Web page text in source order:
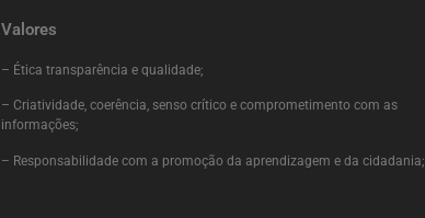
Valores
– Ética transparência e qualidade;
– Criatividade, coerência, senso crítico e comprometimento com as
informações;
– Responsabilidade com a promoção da aprendizagem e da cidadania;